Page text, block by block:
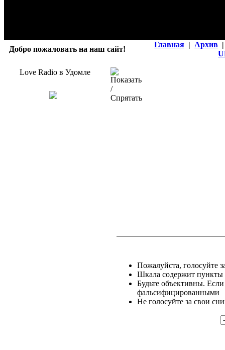
Добро пожаловать на наш сайт!
Главная | Архив |
Love Radio в Удомле
Пожалуйста, голосуйте
Шкала содержит пункты
Будьте объективны.
фальсифицированными
Не голосуйте за свои